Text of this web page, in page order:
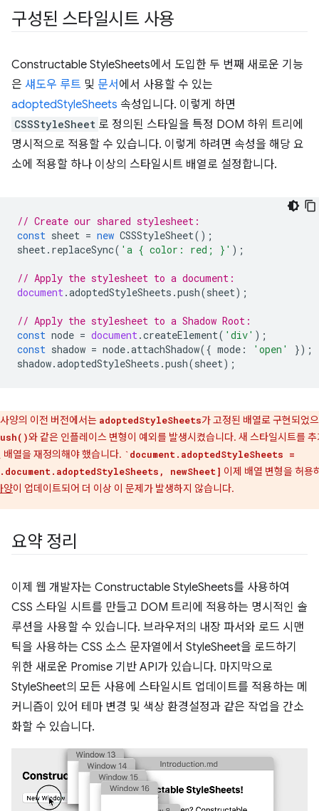
구성된 스타일시트 사용
Constructable StyleSheets에서 도입한 두 번째 새로운 기능
은 섀도우 루트 및 문서 에서 사용할 수 있는
adoptedStyleSheets 속성입니다. 이렇게 하면
CSSStyleSheet 로 정의된 스타일을 특정 DOM 하위 트리에
명시적으로 적용할 수 있습니다. 이렇게 하려면 속성을 해당 요
소에 적용할 하나 이상의 스타일시트 배열로 설정합니다.
// Create our shared stylesheet:
const sheet = new CSSStyleSheet();
sheet. replaceSync( 'a { color: red; }' );
// Apply the stylesheet to a document:
document.adoptedStyleSheets .push(sheet);
// Apply the stylesheet to a Shadow Root:
const node = document.createElement( 'div' );
const shadow = node.attachShadow({ mode : 'open'
});
shadow.adoptedStyleSheets .push(sheet);
사양의 이전 버전에서는 adoptedStyleSheets가 고정된 배열로 구현되었
와 같은 인플레이스 변형이 예외를 발생시켰습니다. 새 스타일시트를
배열을 재정의해야 했습니다. `document.adoptedStyleSheets =
newSheet] 이제 배열 변형을 허용
양이 업데이트되어 더 이상 이 문제가 발생하지 않습니다.
요약 정리
이제 웹 개발자는 Constructable StyleSheets를 사용하여
CSS 스타일 시트를 만들고 DOM 트리에 적용하는 명시적인 솔
루션을 사용할 수 있습니다. 브라우저의 내장 파서와 로드 시맨
틱을 사용하는 CSS 소스 문자열에서 StyleSheet을 로드하기
위한 새로운 Promise 기반 API가 있습니다. 마지막으로
StyleSheet의 모든 사용에 스타일시트 업데이트를 적용하는 메
커니즘이 있어 테마 변경 및 색상 환경설정과 같은 작업을 간소
화할 수 있습니다.